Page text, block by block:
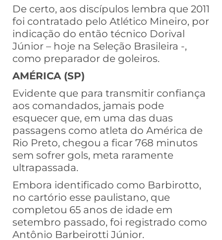
De certo, aos discípulos lembra que 2011
foi contratado pelo Atlético Mineiro, por
indicação do então técnico Dorival
Júnior – hoje na Seleção Brasileira -,
como preparador de goleiros.
AMÉRICA (SP)
Evidente que para transmitir confiança
aos comandados, jamais pode
esquecer que, em uma das duas
passagens como atleta do América de
Rio Preto, chegou a ficar 768 minutos
sem sofrer gols, meta raramente
ultrapassada.
Embora identificado como Barbirotto,
no cartório esse paulistano, que
completou 65 anos de idade em
setembro passado, foi registrado como
Antônio Barbeirotti Júnior.